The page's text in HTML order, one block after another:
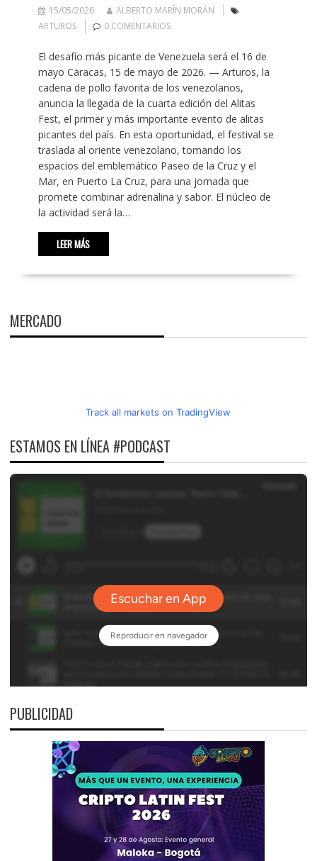
15/05/2026
ALBERTO MARÍN MORÁN
ARTUROS
0 COMENTARIOS
El desafío más picante de Venezuela será el 16 de
mayo Caracas, 15 de mayo de 2026. — Arturos, la
cadena de pollo favorita de los venezolanos,
anuncia la llegada de la cuarta edición del Alitas
Fest, el primer y más importante evento de alitas
picantes del país. En esta oportunidad, el festival se
traslada al oriente venezolano, tomando los
espacios del emblemático Paseo de la Cruz y el
Mar, en Puerto La Cruz, para una jornada que
promete combinar adrenalina y sabor. El núcleo de
la actividad será la…
LEER MÁS
MERCADO
Track all markets on TradingView
ESTAMOS EN LÍNEA #PODCAST
PUBLICIDAD